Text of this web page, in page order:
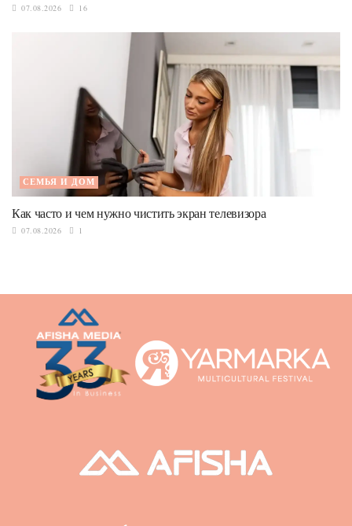
07.08.2026 16
СЕМЬЯ И ДОМ
Как часто и чем нужно чистить экран телевизора
07.08.2026 1